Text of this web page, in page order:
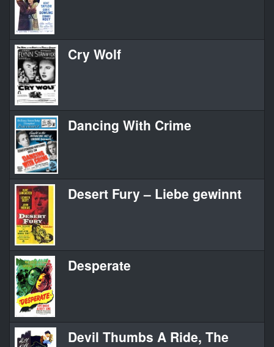
Cry Wolf
Dancing With Crime
Desert Fury – Liebe gewinnt
Desperate
Devil Thumbs A Ride, The